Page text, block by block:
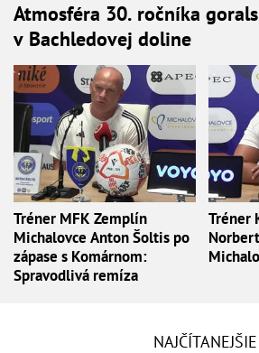
Atmosféra 30. ročníka
v Bachledovej doline
Tréner MFK Zemplín
Michalovce Anton Šoltis po
zápase s Komárnom:
Spravodlivá remíza
Tréner
NAJČÍTANEJŠIE